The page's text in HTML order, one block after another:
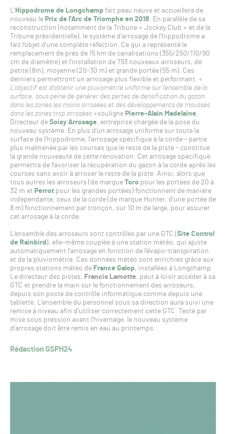
L’Hippodrome de Longchampfait peau neuve et accueillera de
nouveau le Prix de l’Arc de Triomphe en 2018 . En parallèle de sa
reconstruction (notamment de la Tribune « Jockey Club » et de la
Tribune présidentielle), le système d’arrosage de l’hippodrome a
fait l’objet d’une complète réfection. Ce qui a représenté le
remplacement de près de 15 km de canalisations (355/250/110/90
cm de diamètre) et l’installation de 793 nouveaux arroseurs, de
petite (8m), moyenne (20-30 m) et grande portée (55 m). Ces
derniers permettront un arrosage plus flexible et performant. «
L’objectif est d’obtenir une pluviométrie uniforme sur l’ensemble de la
surface, sous peine de générer des pertes de densification du gazon
dans les zones les moins arrosées et des développements de mousses
dans les zones trop arrosées »souligne Pierre-Alain Madelaine,
Directeur de Soisy Arrosage, entreprise chargée de la pose du
nouveau système. En plus d’un arrosage uniforme sur toute la
surface de l’hippodrome, l’arrosage spécifique à la corde – partie
plus malmenée par les courses que le reste de la piste – constitue
la grande nouveauté de cette rénovation. Cet arrosage spécifique
permettra de favoriser la récupération du gazon à la corde après les
courses sans avoir à arroser le reste de la piste. Ainsi, alors que
tous autres les arroseurs (de marque Toropour les portées de 20 à
32 m et Perrotpour les grandes portées) fonctionnent de manière
indépendante, ceux de la corde (de marque Hunter, d’une portée de
8 m) fonctionnement par tronçon, sur 10 m de large, pour assurer
cet arrosage à la corde.
L’ensemble des arroseurs sont contrôlés par une GTC (Site Control
de Rainbird ), elle-même couplée à une station météo, qui ajuste
automatiquement l’arrosage en fonction de l’évapo-transpiration
et de la pluviométrie. Ces données météo sont enrichies grâce aux
propres stations météo de France Galop, installées à Longchamp.
Le directeur des pistes, Francis Lamotte, peut à loisir accéder à sa
GTC et prendre la main sur le fonctionnement des arroseurs,
depuis son poste de contrôle informatique comme depuis une
tablette. L’ensemble du personnel sous sa direction aura suivi une
remise à niveau afin d’utiliser correctement cette GTC. Testé par
mise sous pression avant l’hivernage, le nouveau système
d’arrosage doit être remis en eau au printemps.
Rédaction GSPH24